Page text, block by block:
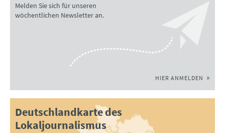
Melden Sie sich für unseren
wöchentlichen Newsletter an.
HIER ANMELDEN
Deutschlandkarte des
Lokaljournalismus